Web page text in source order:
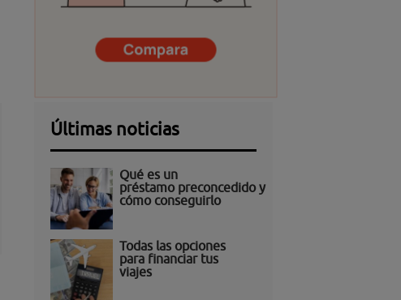
Últimas noticias
Qué es un
préstamo preconcedido y
cómo conseguirlo
Todas las opciones
para financiar tus
viajes